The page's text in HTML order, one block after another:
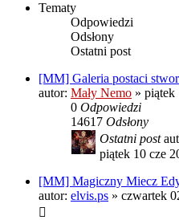
Tematy
Odpowiedzi
Odsłony
Ostatni post
[MM] Galeria postaci
autor: Mały Nemo » piątek
0 Odpowiedzi
14617 Odsłony
Ostatni post
piątek 10 cze
[MM] Magiczny Miecz
autor: elvis.ps » czwartek